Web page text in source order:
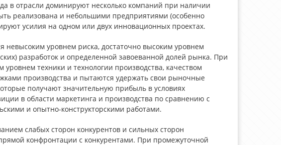
в отрасли доминируют несколько компаний при наличии
реализована и небольшими предприятиями (особенно
усилия на одном или двух инновационных проектах.
невысоким уровнем риска, достаточно высоким уровнем
разработок и определенной завоеванной долей рынка. При
техники и технологии производства, качеством
производства и пытаются удержать свои рыночные
получают значительную прибыль в условиях
в области маркетинга и производства по сравнению с
и опытно-конструкторскими работами.
слабых сторон конкурентов и сильных сторон
конфронтации с конкурентами. При промежуточной